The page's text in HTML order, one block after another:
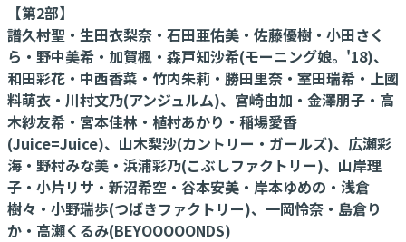
【第2部】
譜久村聖・生田衣梨奈・石田亜佑美・佐藤優樹・小田さく
ら・野中美希・加賀楓・森戸知沙希(モーニング娘。'18)、
和田彩花・中西香菜・竹内朱莉・勝田里奈・室田瑞希・上國
料萌衣・川村文乃(アンジュルム)、宮崎由加・金澤朋子・高
木紗友希・宮本佳林・植村あかり・稲場愛香
(Juice=Juice)、山木梨沙(カントリー・ガールズ)、広瀬彩
海・野村みな美・浜浦彩乃(こぶしファクトリー)、山岸理
子・小片リサ・新沼希空・谷本安美・岸本ゆめの・浅倉
樹々・小野瑞歩(つばきファクトリー)、一岡怜奈・島倉り
か・高瀬くるみ(BEYOOOOONDS)